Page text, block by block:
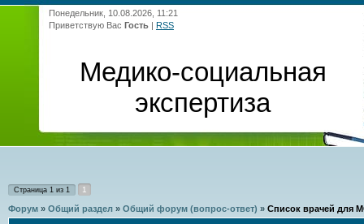
Понедельник, 10.08.2026, 11:21
Приветствую Вас Гость | RSS
Медико-социальная
экспертиза
Страница 1 из 1 1
Форум » Общий раздел » Общий форум (вопрос-ответ) » Список врачей для